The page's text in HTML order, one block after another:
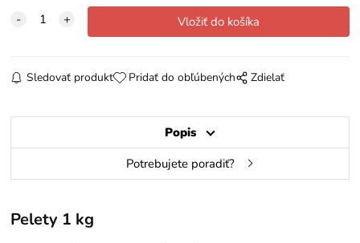
Sledovať produkt Pridať do obľúbených Zdielať
Popis
Potrebujete poradiť?
Pelety 1 kg